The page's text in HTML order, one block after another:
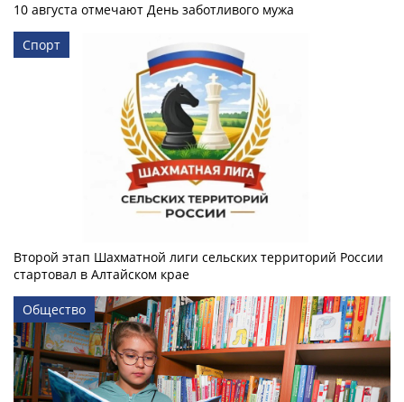
10 августа отмечают День заботливого мужа
Спорт
Второй этап Шахматной лиги сельских территорий России
стартовал в Алтайском крае
Общество